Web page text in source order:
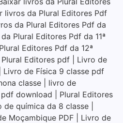
livros da Plural Editores Pdf
da Plural Editores Pdf da
Plural Editores Pdf da 11ª
Editores Pdf da 12ª
Editores pdf | Livro de
de Física 9 classe pdf
classe | livro de
download | Plural Editores
química da 8 classe |
Moçambique PDF | Livro de